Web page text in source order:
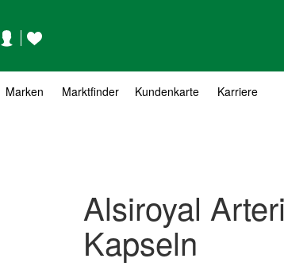
KontoWunschzettel
Marken Marktfinder Kundenkarte Karriere
Alsiroyal
Kapseln